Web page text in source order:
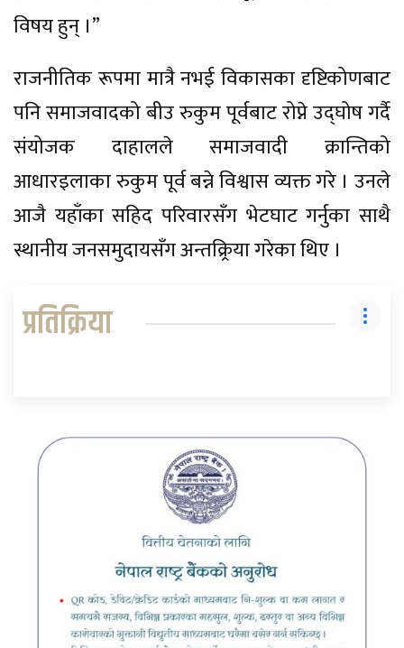
विषय हुन् ।”
राजनीतिक रूपमा मात्रै नभई विकासका दृष्टिकोणबाट
पनि समाजवादको बीउ रुकुम पूर्वबाट रोप्ने उद्घोष गर्दै
संयोजक दाहालले समाजवादी क्रान्तिको
आधारइलाका रुकुम पूर्व बन्ने विश्वास व्यक्त गरे । उनले
आजै यहाँका सहिद परिवारसँग भेटघाट गर्नुका साथै
स्थानीय जनसमुदायसँग अन्तक्र्रिया गरेका थिए ।
प्रतिक्रिया